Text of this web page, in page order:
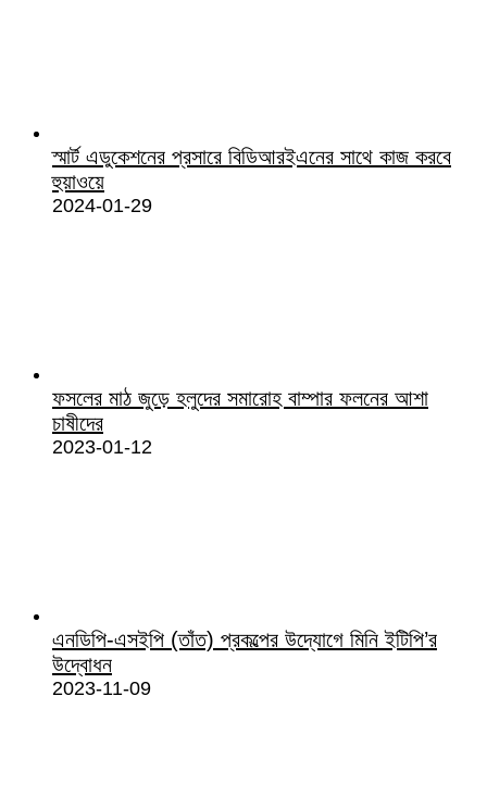
স্মার্ট এডুকেশনের প্রসারে বিডিআরইএনের সাথে কাজ করবে
হুয়াওয়ে
2024-01-29
ফসলের মাঠ জুড়ে হলুদের সমারোহ বাম্পার ফলনের আশা
চাষীদের
2023-01-12
এনডিপি-এসইপি (তাঁত) প্রকল্পের উদ্যোগে মিনি ইটিপি’র
উদ্বোধন
2023-11-09